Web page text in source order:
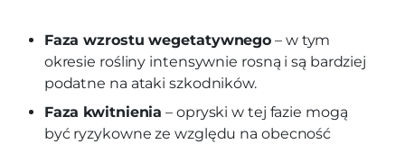
Faza wzrostu wegetatywnego – w tym
okresie rośliny intensywnie rosną i są bardziej
podatne na ataki szkodników.
Faza kwitnienia – opryski w tej fazie mogą
być ryzykowne ze względu na obecność